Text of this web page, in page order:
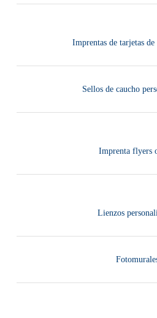
Imprentas de tarjetas
Sellos de caucho
Imprenta flyers
Lienzos